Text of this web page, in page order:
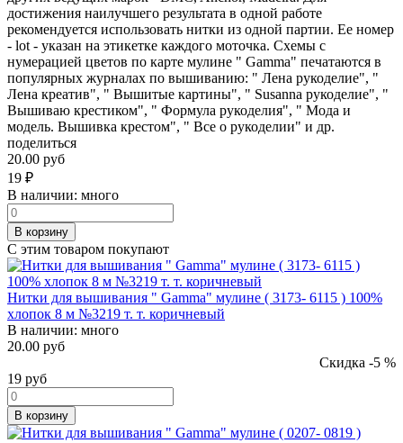
достижения наилучшего результата в одной работе
рекомендуется использовать нитки из одной партии. Ее номер
- lot - указан на этикетке каждого моточка. Схемы с
нумерацией цветов по карте мулине " Gamma" печатаются в
популярных журналах по вышиванию: " Лена рукоделие", "
Лена креатив", " Вышитые картины", " Susanna рукоделие", "
Вышиваю крестиком", " Формула рукоделия", " Мода и
модель. Вышивка крестом", " Все о рукоделии" и др.
поделиться
20.00 руб
19 ₽
В наличии: много
В корзину
С этим товаром покупают
Нитки для вышивания " Gamma" мулине ( 3173- 6115 ) 100%
хлопок 8 м №3219 т. т. коричневый
В наличии: много
20.00 руб
Скидка -5 %
19 руб
В корзину